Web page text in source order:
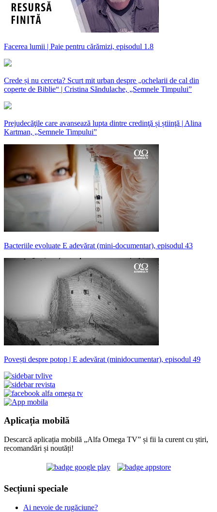
Facerea lumii | Paie pentru cărămizi, episodul 1.8
Crede și nu cerceta? Scurt mit urban despre „ochelarii de cal din
coperte de Biblie“ | Cristina Săndulache, „Semnele Timpului”
Prejudecăţile care avansează lupta dintre credinţă și știinţă | Alina
Kartman, „Semnele Timpului”
Bacteriile evoluate E adevărat (mini-documentar), episodul 43
Povești despre potop | E adevărat (minidocumentar), episodul 49
Aplicația mobilă
Descarcă aplicația mobilă „Alfa Omega TV” și fii la curent cu știri,
recomandări și noutăți!
Secțiuni speciale
Ai nevoie de rugăciune?